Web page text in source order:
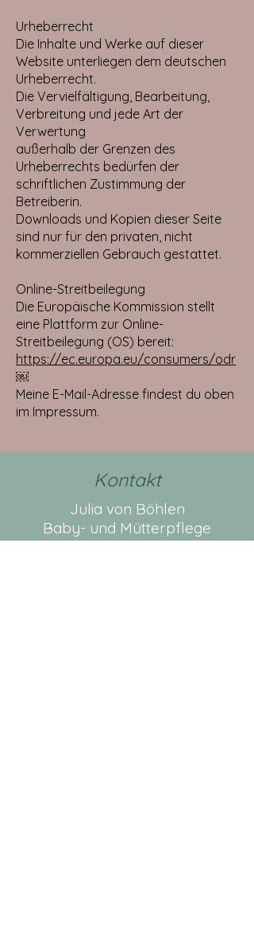
Urheberrecht
Die Inhalte und Werke auf dieser
Website unterliegen dem deutschen
Urheberrecht.
Die Vervielfältigung, Bearbeitung,
Verbreitung und jede Art der
Verwertung
außerhalb der Grenzen des
Urheberrechts bedürfen der
schriftlichen Zustimmung der
Betreiberin.
Downloads und Kopien dieser Seite
sind nur für den privaten, nicht
kommerziellen Gebrauch gestattet.
Online-Streitbeilegung
Die Europäische Kommission stellt
eine Plattform zur Online-
Streitbeilegung (OS) bereit:
https://ec.europa.eu/consumers/odr
￼
Meine E-Mail-Adresse findest du oben
im Impressum.
Kontakt
Julia von Böhlen
Baby- und Mütterpflege